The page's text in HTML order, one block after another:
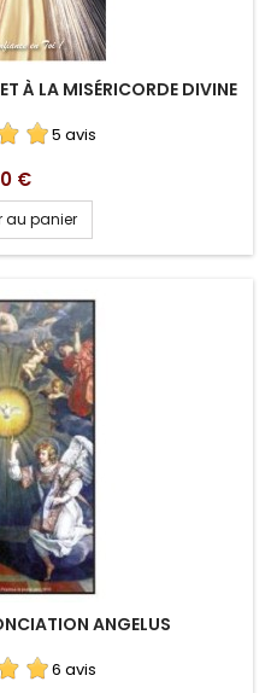
À LA MISÉRICORDE DIVINE
5 avis
€
au panier
ANGELUS
6 avis